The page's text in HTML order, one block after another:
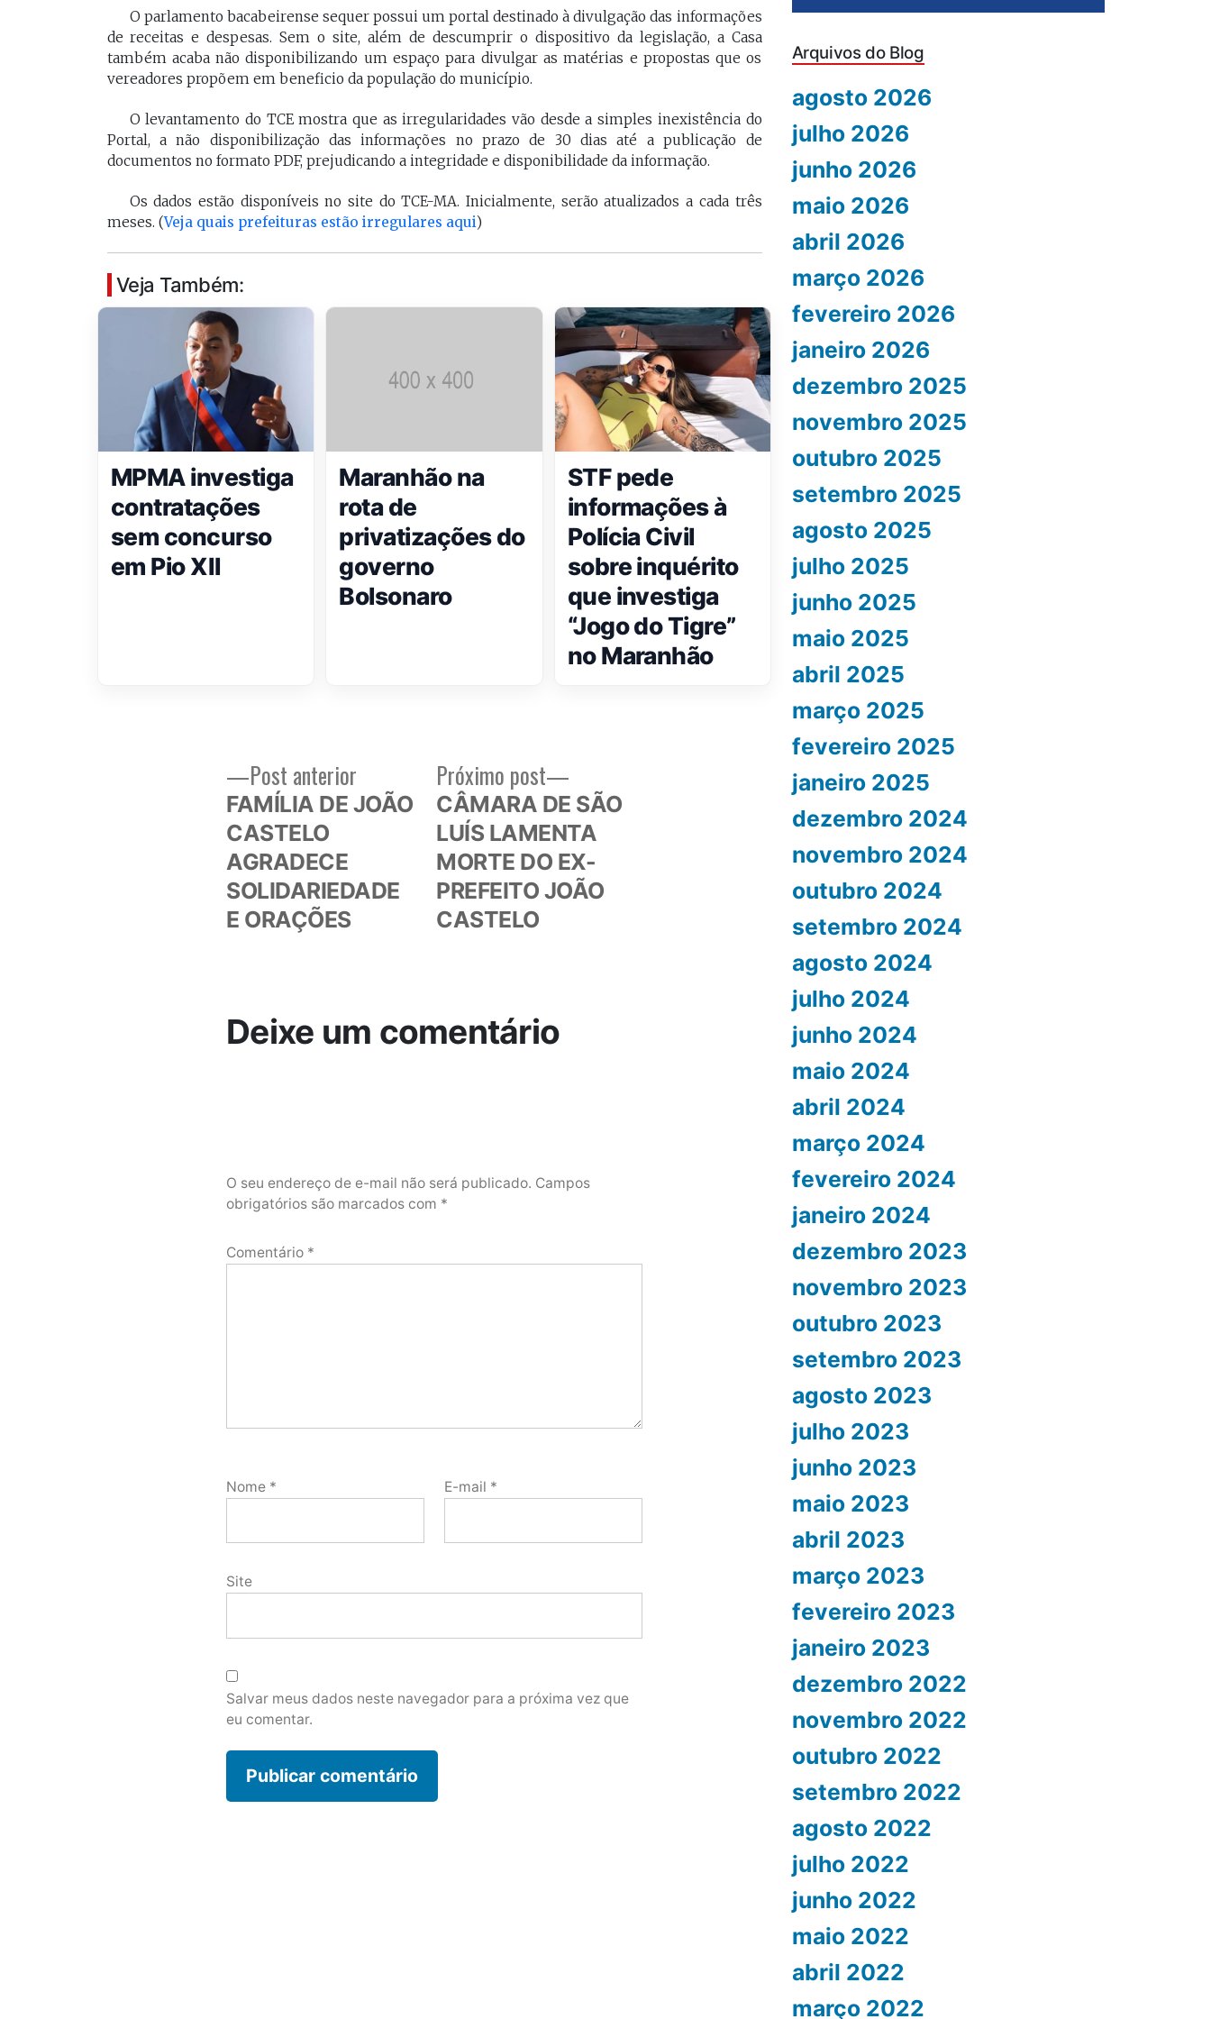
O parlamento bacabeirense sequer possui um portal destinado à divulgação das informações
de receitas e despesas. Sem o site, além de descumprir o dispositivo da legislação, a Casa
também acaba não disponibilizando um espaço para divulgar as matérias e propostas que os
vereadores propõem em beneficio da população do município.
O levantamento do TCE mostra que as irregularidades vão desde a simples inexistência do
Portal, a não disponibilização das informações no prazo de 30 dias até a publicação de
documentos no formato PDF, prejudicando a integridade e disponibilidade da informação.
Os dados estão disponíveis no site do TCE-MA. Inicialmente, serão atualizados a cada três
meses. (Veja quais prefeituras estão irregulares aqui)
Veja Também:
MPMA investiga
contratações
sem concurso
em Pio XII
Maranhão na
rota de
privatizações do
governo
Bolsonaro
STF pede
informações à
Polícia Civil
sobre inquérito
que investiga
“Jogo do Tigre”
no Maranhão
Navegação
Post anterior
anterior:
FAMÍLIA DE JOÃO
CASTELO
AGRADECE
SOLIDARIEDADE
E ORAÇÕES
Próximo post
post:
CÂMARA DE SÃO
LUÍS LAMENTA
MORTE DO EX-
PREFEITO JOÃO
CASTELO
Deixe um comentário
O seu endereço de e-mail não será publicado. Campos
obrigatórios são marcados com *
Comentário *
Nome * E-mail *
Site
Salvar meus dados neste navegador para a próxima vez que
eu comentar.
Arquivos do Blog
agosto 2026
julho 2026
junho 2026
maio 2026
abril 2026
março 2026
fevereiro 2026
janeiro 2026
dezembro 2025
novembro 2025
outubro 2025
setembro 2025
agosto 2025
julho 2025
junho 2025
maio 2025
abril 2025
março 2025
fevereiro 2025
janeiro 2025
dezembro 2024
novembro 2024
outubro 2024
setembro 2024
agosto 2024
julho 2024
junho 2024
maio 2024
abril 2024
março 2024
fevereiro 2024
janeiro 2024
dezembro 2023
novembro 2023
outubro 2023
setembro 2023
agosto 2023
julho 2023
junho 2023
maio 2023
abril 2023
março 2023
fevereiro 2023
janeiro 2023
dezembro 2022
novembro 2022
outubro 2022
setembro 2022
agosto 2022
julho 2022
junho 2022
maio 2022
abril 2022
março 2022